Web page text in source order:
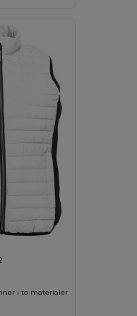
i to materialer